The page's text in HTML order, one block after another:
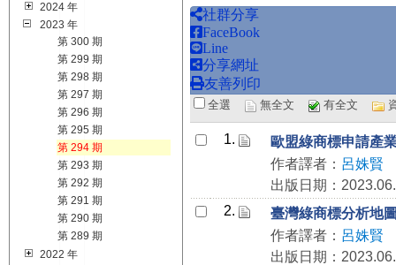
2024 年
2023 年
第 300 期
第 299 期
第 298 期
第 297 期
第 296 期
第 295 期
第 294 期
第 293 期
第 292 期
第 291 期
第 290 期
第 289 期
2022 年
社群分享
FaceBook
Line
分享網址
友善列印
全選 無全文 有全文
1.
歐盟綠商標申請產
作者譯者： 呂姝賢
出版日期：
2.
臺灣綠商標分析地
作者譯者： 呂姝賢
出版日期：